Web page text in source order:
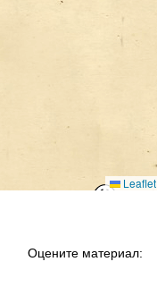
Leaflet
Оцените материал: